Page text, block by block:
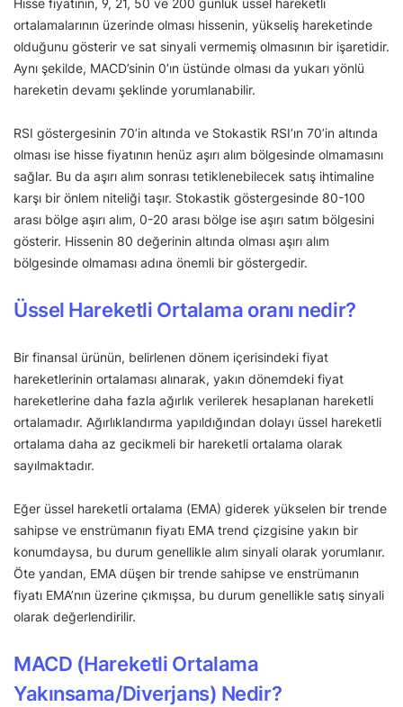
Hisse fiyatının, 9, 21, 50 ve 200 günlük üssel hareketli
ortalamalarının üzerinde olması hissenin, yükseliş hareketinde
olduğunu gösterir ve sat sinyali vermemiş olmasının bir işaretidir.
Aynı şekilde, MACD’sinin 0’ın üstünde olması da yukarı yönlü
hareketin devamı şeklinde yorumlanabilir.
RSI göstergesinin 70’in altında ve Stokastik RSI’ın 70’in altında
olması ise hisse fiyatının henüz aşırı alım bölgesinde olmamasını
sağlar. Bu da aşırı alım sonrası tetiklenebilecek satış ihtimaline
karşı bir önlem niteliği taşır. Stokastik göstergesinde 80-100
arası bölge aşırı alım, 0-20 arası bölge ise aşırı satım bölgesini
gösterir. Hissenin 80 değerinin altında olması aşırı alım
bölgesinde olmaması adına önemli bir göstergedir.
Üssel Hareketli Ortalama oranı nedir?
Bir finansal ürünün, belirlenen dönem içerisindeki fiyat
hareketlerinin ortalaması alınarak, yakın dönemdeki fiyat
hareketlerine daha fazla ağırlık verilerek hesaplanan hareketli
ortalamadır. Ağırlıklandırma yapıldığından dolayı üssel hareketli
ortalama daha az gecikmeli bir hareketli ortalama olarak
sayılmaktadır.
Eğer üssel hareketli ortalama (EMA) giderek yükselen bir trende
sahipse ve enstrümanın fiyatı EMA trend çizgisine yakın bir
konumdaysa, bu durum genellikle alım sinyali olarak yorumlanır.
Öte yandan, EMA düşen bir trende sahipse ve enstrümanın
fiyatı EMA’nın üzerine çıkmışsa, bu durum genellikle satış sinyali
olarak değerlendirilir.
MACD (Hareketli Ortalama
Yakınsama/Diverjans) Nedir?